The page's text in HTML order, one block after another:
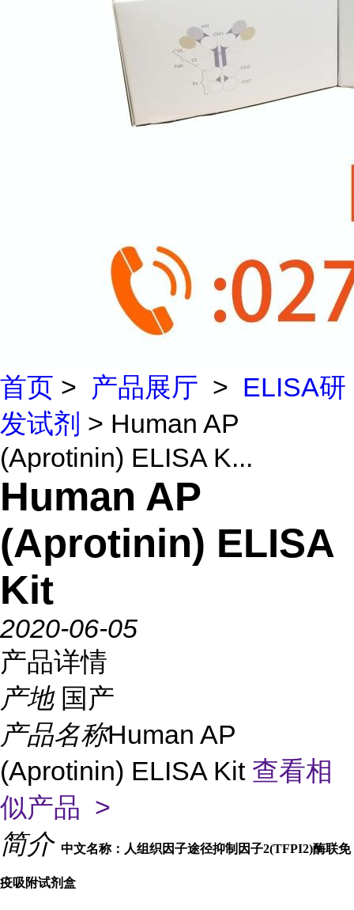
首页 > 产品展厅 > ELISA研
发试剂 > Human AP
(Aprotinin) ELISA K...
Human AP
(Aprotinin) ELISA
Kit
2020-06-05
产品详情
产地 国产
产品名称Human AP
(Aprotinin) ELISA Kit 查看相
似产品 >
简介 中文名称：人组织因子途径抑制因子2(TFPI2)酶联免
疫吸附试剂盒